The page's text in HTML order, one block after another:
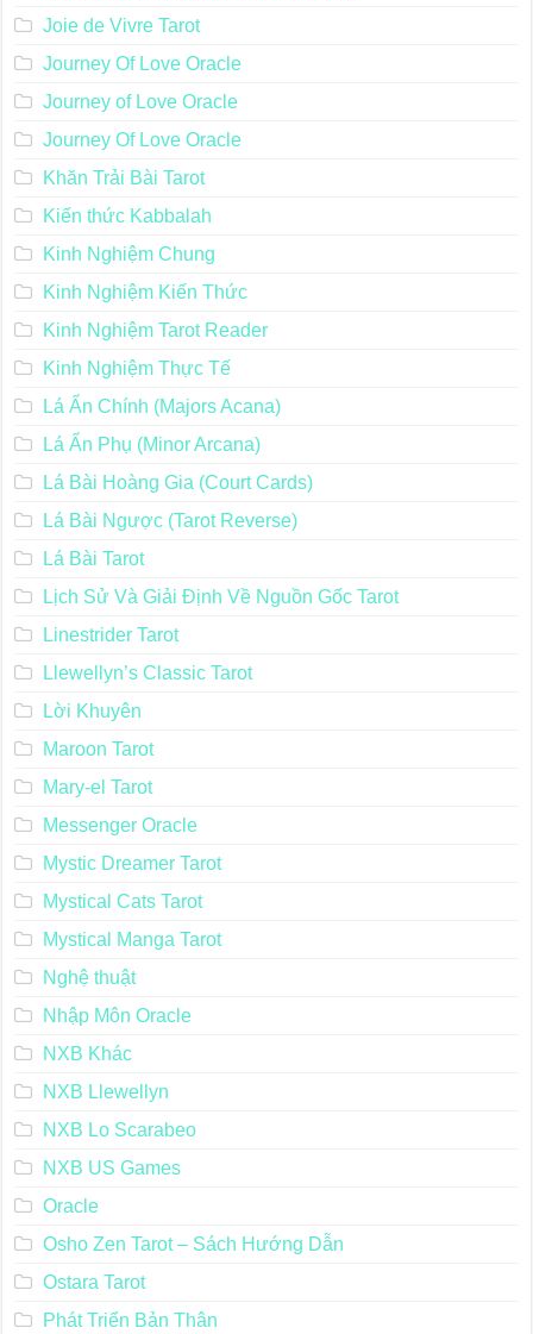
Joie de Vivre Tarot
Journey Of Love Oracle
Journey of Love Oracle
Journey Of Love Oracle
Khăn Trải Bài Tarot
Kiến thức Kabbalah
Kinh Nghiệm Chung
Kinh Nghiệm Kiến Thức
Kinh Nghiệm Tarot Reader
Kinh Nghiệm Thực Tế
Lá Ẩn Chính (Majors Acana)
Lá Ẩn Phụ (Minor Arcana)
Lá Bài Hoàng Gia (Court Cards)
Lá Bài Ngược (Tarot Reverse)
Lá Bài Tarot
Lịch Sử Và Giải Định Về Nguồn Gốc Tarot
Linestrider Tarot
Llewellyn’s Classic Tarot
Lời Khuyên
Maroon Tarot
Mary-el Tarot
Messenger Oracle
Mystic Dreamer Tarot
Mystical Cats Tarot
Mystical Manga Tarot
Nghệ thuật
Nhập Môn Oracle
NXB Khác
NXB Llewellyn
NXB Lo Scarabeo
NXB US Games
Oracle
Osho Zen Tarot – Sách Hướng Dẫn
Ostara Tarot
Phát Triển Bản Thân